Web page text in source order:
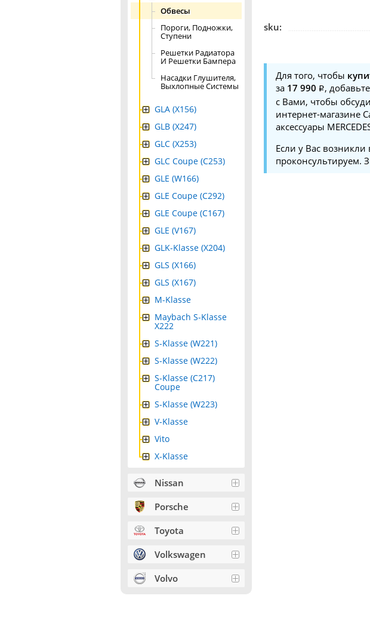
sku:
Для того, чтобы
за 17 990
,
с Вами, чтобы
интернет-магазине
аксессуары
Если у Вас
проконсультируем.
Обвесы
Пороги, Подножки,
Ступени
Решетки Радиатора
И Решетки Бампера
Насадки Глушителя,
Выхлопные Системы
GLA (X156)
GLB (X247)
GLC (X253)
GLC Coupe (C253)
GLE (W166)
GLE Coupe (C292)
GLE Coupe (C167)
GLE (V167)
GLK-Klasse (X204)
GLS (X166)
GLS (X167)
M-Klasse
Maybach S-Klasse
X222
S-Klasse (W221)
S-Klasse (W222)
S-Klasse (C217)
Coupe
S-Klasse (W223)
V-Klasse
Vito
X-Klasse
Nissan
Porsche
Toyota
Volkswagen
Volvo